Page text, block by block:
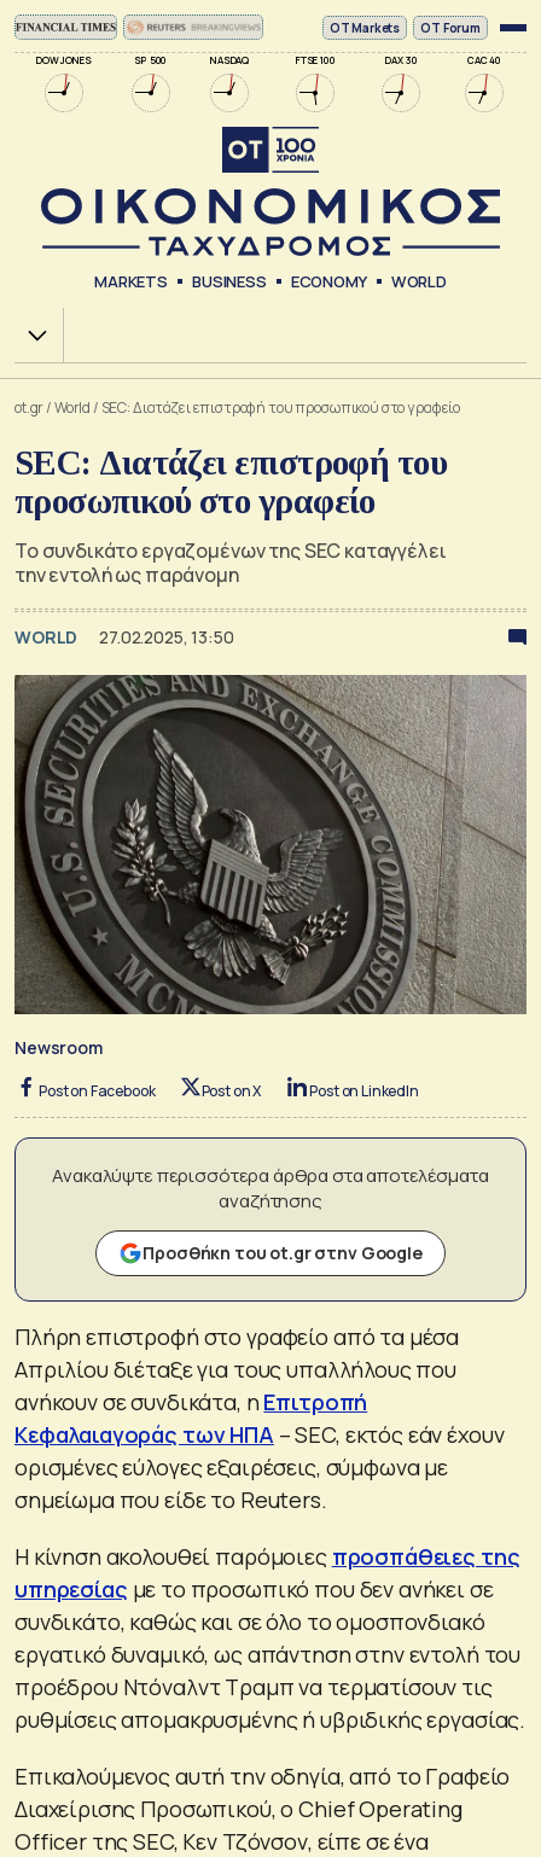
DOW JONES SP 500 NASDAQ FTSE 100 DAX 30 CAC 40
ΟΤ Markets OT Forum
MARKETS BUSINESS ECONOMY WORLD
Χ.Α.
ot.gr/World / SEC: Διατάζει επιστροφή του προσωπικού στο γραφείο
SEC: Διατάζει επιστροφή του
προσωπικού στο γραφείο
Το συνδικάτο εργαζομένων της SEC καταγγέλει
την εντολή ως παράνομη
WORLD 27.02.2025, 13:50
Newsroom
Post on Facebook Post on X Post on LinkedIn
Ανακαλύψτε περισσότερα άρθρα στα αποτελέσματα
αναζήτησης
Προσθήκη του ot.gr στην Google
Πλήρη επιστροφή στο γραφείο από τα μέσα
Απριλίου διέταξε για τους υπαλλήλους που
ανήκουν σε συνδικάτα, ηΕπιτροπή
Κεφαλαιαγοράς των ΗΠΑ – SEC, εκτός εάν έχουν
ορισμένες εύλογες εξαιρέσεις, σύμφωνα με
σημείωμα που είδε το Reuters.
Η κίνηση ακολουθεί παρόμοιες προσπάθειες της
υπηρεσίας με το προσωπικό που δεν ανήκει σε
συνδικάτο, καθώς και σε όλο το ομοσπονδιακό
εργατικό δυναμικό, ως απάντηση στην εντολή του
προέδρου Ντόναλντ Τραμπ να τερματίσουν τις
ρυθμίσεις απομακρυσμένης ή υβριδικής εργασίας.
Επικαλούμενος αυτή την οδηγία, από το Γραφείο
Διαχείρισης Προσωπικού, ο Chief Operating
Officer της SEC, Κεν Τζόνσον, είπε σε ένα